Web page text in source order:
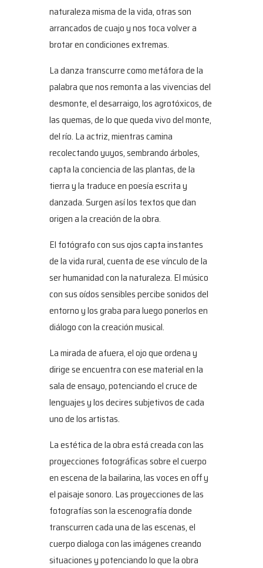
naturaleza misma de la vida, otras son
arrancados de cuajo y nos toca volver a
brotar en condiciones extremas.
La danza transcurre como metáfora de la
palabra que nos remonta a las vivencias del
desmonte, el desarraigo, los agrotóxicos, de
las quemas, de lo que queda vivo del monte,
del río. La actriz, mientras camina
recolectando yuyos, sembrando árboles,
capta la conciencia de las plantas, de la
tierra y la traduce en poesía escrita y
danzada. Surgen así los textos que dan
origen a la creación de la obra.
El fotógrafo con sus ojos capta instantes
de la vida rural, cuenta de ese vínculo de la
ser humanidad con la naturaleza. El músico
con sus oídos sensibles percibe sonidos del
entorno y los graba para luego ponerlos en
diálogo con la creación musical.
La mirada de afuera, el ojo que ordena y
dirige se encuentra con ese material en la
sala de ensayo, potenciando el cruce de
lenguajes y los decires subjetivos de cada
uno de los artistas.
La estética de la obra está creada con las
proyecciones fotográficas sobre el cuerpo
en escena de la bailarina, las voces en off y
el paisaje sonoro. Las proyecciones de las
fotografías son la escenografía donde
transcurren cada una de las escenas, el
cuerpo dialoga con las imágenes creando
situaciones y potenciando lo que la obra